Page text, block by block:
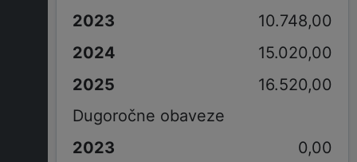
10.748,00
15.020,00
16.520,00
Dugoročne obaveze
0,00